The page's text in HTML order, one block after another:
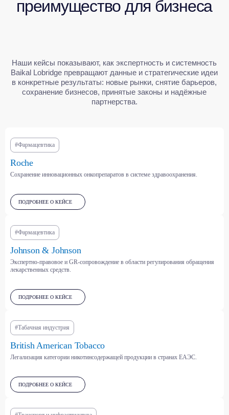
#Фармацевтика
Roche
Сохранение инновационных онкопрепаратов в системе здравоохранения.
ПОДРОБНЕЕ О КЕЙСЕ
#Фармацевтика
Johnson & Johnson
Экспертно-правовое и GR-сопровождение в области регулирования обращения
лекарственных средств.
ПОДРОБНЕЕ О КЕЙСЕ
#Табачная индустрия
British American Tobacco
Легализация категории никотинсодержащей продукции в странах ЕАЭС.
ПОДРОБНЕЕ О КЕЙСЕ
СМОТРЕТЬ ВСЕ КЕЙСЫ
Мы консультируем
клиентов из самых
разных секторов —
от энергетики
и фармацевтики до IT
и электронной торговли
Мы понимаем специфику каждой отрасли
и рыночных особенностей.